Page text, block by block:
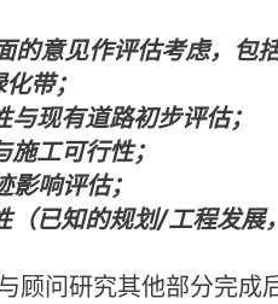
的意见作评估考虑，包括
带；
现有道路初步评估；
工可行性；
响评估；
已知的规划/工程发展
顾问研究其他部分完成